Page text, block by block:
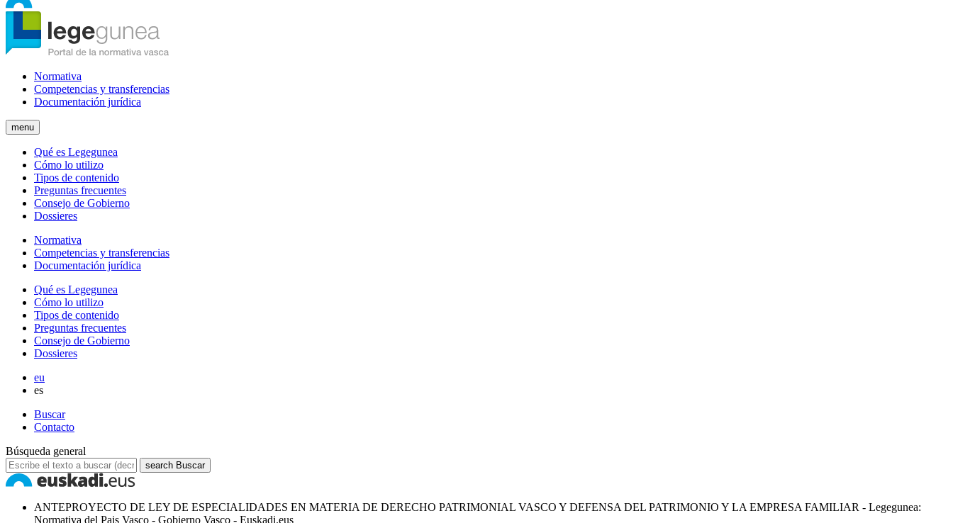
Normativa
Competencias y transferencias
Documentación jurídica
menu
Qué es Legegunea
Cómo lo utilizo
Tipos de contenido
Preguntas frecuentes
Consejo de Gobierno
Dossieres
Normativa
Competencias y transferencias
Documentación jurídica
Qué es Legegunea
Cómo lo utilizo
Tipos de contenido
Preguntas frecuentes
Consejo de Gobierno
Dossieres
eu
es
Buscar
Contacto
Búsqueda general
search Buscar
ANTEPROYECTO DE LEY DE ESPECIALIDADES EN MATERIA DE DERECHO PATRIMONIAL VASCO Y DEFENSA DEL PATRIMONIO Y LA EMPRESA FAMILIAR - Legegunea:
Normativa del Pais Vasco - Gobierno Vasco - Euskadi.eus